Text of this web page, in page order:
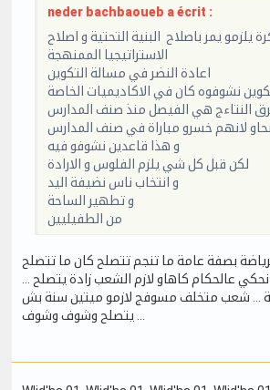
neder bachbaoueb a écrit :
يلزمو يمر باصلاح البنية التحتية و اصلاح
الاستراتيجيا الممنهجة
اعادة النضر في مسالة التكوين
نشوفوه كان في الاكاديميات الخاصة
النتاءج هي الفيصل منذ صنف المدارس
لانهم خسرو مباراة في صنف المدارس
و هذا قاعدين نشوفو فيه
لكن قبل كل شي يلزم الفلوس و الارادة
و انتخاب ناس نضيفة اليد
و تطهير الساحة
من الطفيليين
بصفة عامة ما تنجم تتصلح كان ما تتصلح
نحكي عالحكام كاهاو لازم الشعب زادة يتصلح ...
... شعب متخلف مسوفج لازمو ميتين سنة بش